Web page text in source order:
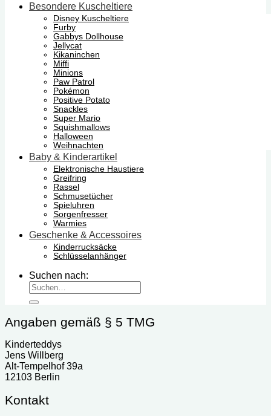
Besondere Kuscheltiere
Disney Kuscheltiere
Furby
Gabbys Dollhouse
Jellycat
Kikaninchen
Miffi
Minions
Paw Patrol
Pokémon
Positive Potato
Snackles
Super Mario
Squishmallows
Halloween
Weihnachten
Baby & Kinderartikel
Elektronische Haustiere
Greifring
Rassel
Schmusetücher
Spieluhren
Sorgenfresser
Warmies
Geschenke & Accessoires
Kinderrucksäcke
Schlüsselanhänger
Suchen nach:
Angaben gemäß § 5 TMG
Kinderteddys
Jens Willberg
Alt-Tempelhof 39a
12103 Berlin
Kontakt